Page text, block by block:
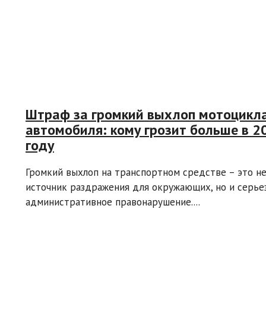
Штраф за громкий выхлоп
автомобиля: кому грозит больше в
году
Громкий выхлоп на транспортном средстве – это
источник раздражения для окружающих, но и
административное правонарушение....